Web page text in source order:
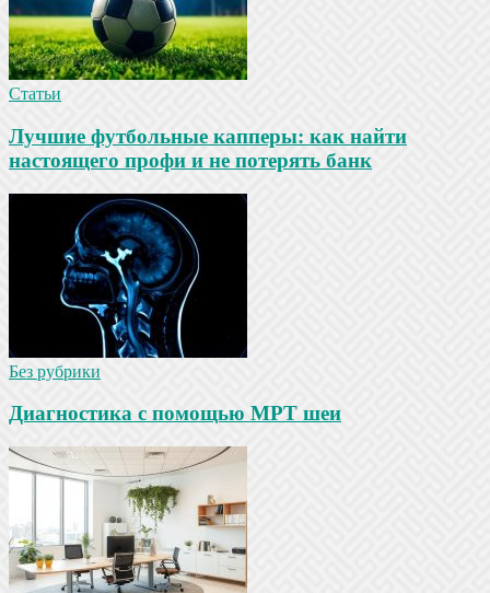
Статьи
Лучшие футбольные капперы: как найти
настоящего профи и не потерять банк
Без рубрики
Диагностика с помощью МРТ шеи